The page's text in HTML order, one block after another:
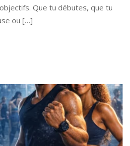
Que tu débutes, que tu
ou […]